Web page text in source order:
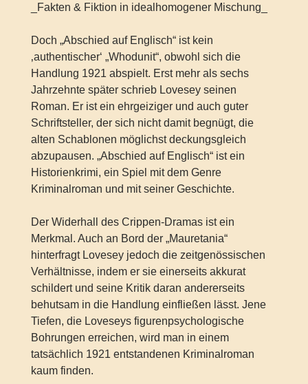
_Fakten & Fiktion in idealhomogener Mischung_
Doch „Abschied auf Englisch“ ist kein
‚authentischer‘ „Whodunit“, obwohl sich die
Handlung 1921 abspielt. Erst mehr als sechs
Jahrzehnte später schrieb Lovesey seinen
Roman. Er ist ein ehrgeiziger und auch guter
Schriftsteller, der sich nicht damit begnügt, die
alten Schablonen möglichst deckungsgleich
abzupausen. „Abschied auf Englisch“ ist ein
Historienkrimi, ein Spiel mit dem Genre
Kriminalroman und mit seiner Geschichte.
Der Widerhall des Crippen-Dramas ist ein
Merkmal. Auch an Bord der „Mauretania“
hinterfragt Lovesey jedoch die zeitgenössischen
Verhältnisse, indem er sie einerseits akkurat
schildert und seine Kritik daran andererseits
behutsam in die Handlung einfließen lässt. Jene
Tiefen, die Loveseys figurenpsychologische
Bohrungen erreichen, wird man in einem
tatsächlich 1921 entstandenen Kriminalroman
kaum finden.